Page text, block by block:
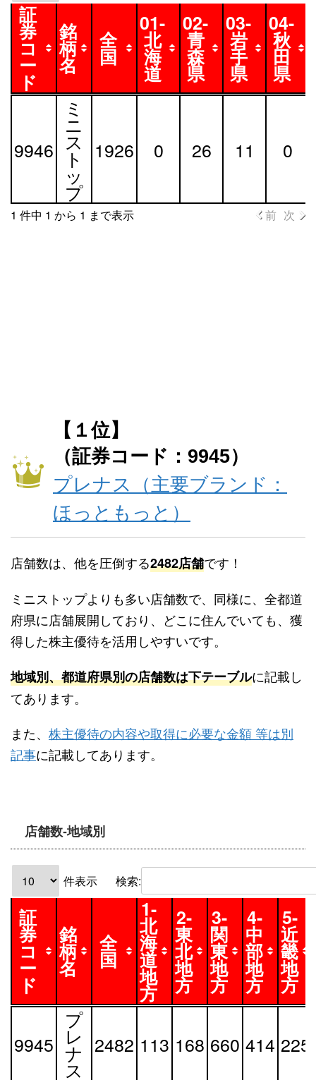
証
券
コ
ー
ド
銘
柄
名
全
国
01-
北
海
道
02-
青
森
県
03-
岩
手
県
04-
秋
田
県
証
ー
銘
柄
名
全 01-
道
02-
県
03-
県
04-
県
9946
ミ
ニ
ス
ト
ッ
プ
1926 0 26 11 0
1 件中 1 から 1 まで表示 前 次
【１位】
（証券コード：9945）
プレナス（主要ブランド：
ほっともっと）
店舗数は、他を圧倒する2482店舗です！
ミニストップよりも多い店舗数で、同様に、全都道
府県に店舗展開しており、どこに住んでいても、獲
得した株主優待を活用しやすいです。
地域別、都道府県別の店舗数は下テーブルに記載し
てあります。
また、 株主優待の内容や取得に必要な金額 等は別
記事に記載してあります。
店舗数-地域別
件表示 検索:
証
券
コ
ー
ド
銘
柄
名
全
国
1-
北
海
道
地
方
2-
東
北
地
方
3-
関
東
地
方
4-
中
部
地
方
5-
近
畿
地
方
証
コ
銘
柄
名
全 1-
海
2-
北
3-
東
4-
部
5-
畿
9945
プ
レ
ナ
ス
2482 113 168 660 414 225